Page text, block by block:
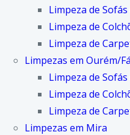
Limpeza de
Limpeza de
Limpeza de
Limpezas em Ourém/
Limpeza de
Limpeza de
Limpeza de
Limpezas em Mira